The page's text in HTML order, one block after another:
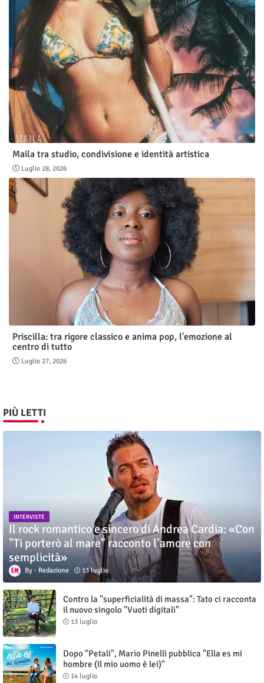
Maila tra studio, condivisione e identità artistica
Luglio 28, 2026
Priscilla: tra rigore classico e anima pop, l'emozione al
centro di tutto
Luglio 27, 2026
PIÙ LETTI
INTERVISTE
Il rock romantico e sincero di Andrea Cardia: «Con
"Ti porterò al mare" racconto l’amore con
semplicità»
Redazione 13 luglio
Contro la "superficialità di massa": Tato ci racconta
il nuovo singolo "Vuoti digitali"
13 luglio
Dopo "Petali", Mario Pinelli pubblica "Ella es mi
hombre (Il mio uomo è lei)"
14 luglio